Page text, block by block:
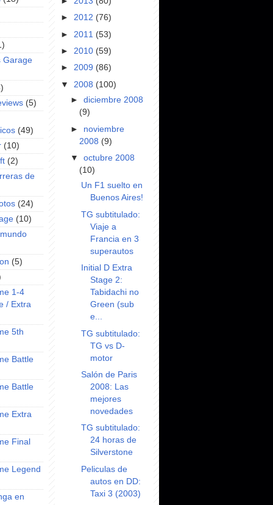
Garage
(5)
(49)
(10)
(2)
de
(24)
(10)
(5)
1-4
/ Extra
5th
Battle
Battle
Extra
Final
Legend
en
► 2012 (76)
► 2011 (53)
► 2010 (59)
► 2009 (86)
▼ 2008 (100)
►diciembre 2008
(9)
► noviembre
2008 (9)
▼octubre 2008
(10)
Un F1 suelto en
Buenos Aires!
TG subtitulado:
Viaje a
Francia en 3
superautos
Initial D Extra
Stage 2:
Tabidachi no
Green (sub
e...
TG subtitulado:
TG vs D-
motor
Salón de Paris
2008: Las
mejores
novedades
TG subtitulado:
24 horas de
Silverstone
Peliculas de
autos en DD:
Taxi 3 (2003)